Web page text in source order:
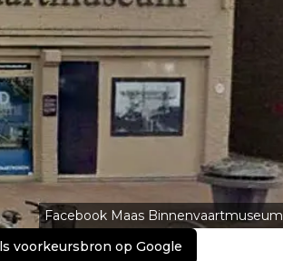
Facebook Maas Binnenvaartmuseum
voorkeursbron op Google